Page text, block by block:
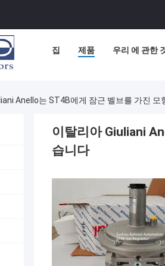
집 제품 우리 에 관한
Anello는 ST4B에게 잠근 벨브를 가진
이탈리아 Giuliani
습니다